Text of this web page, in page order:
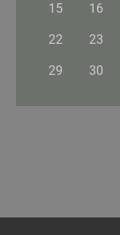
15 16
22 23
29 30